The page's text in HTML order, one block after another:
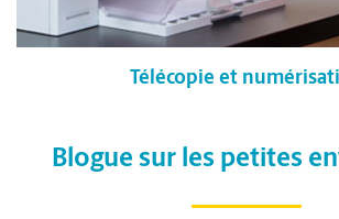
Télécopie et
Blogue sur les petites